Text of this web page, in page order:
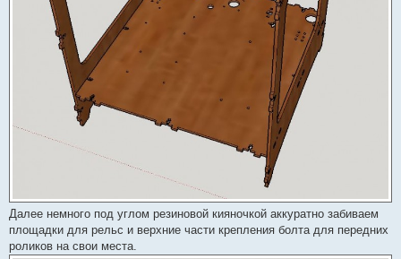
Далее немного под углом резиновой кияночкой аккуратно забиваем
площадки для рельс и верхние части крепления болта для передних
роликов на свои места.